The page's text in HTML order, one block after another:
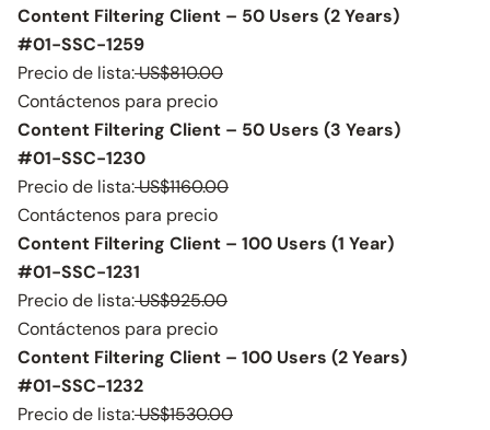
Content Filtering Client – 50 Users (2 Years)
#01-SSC-1259
Precio de lista:US$810.00
Contáctenos para precio
Content Filtering Client – 50 Users (3 Years)
#01-SSC-1230
Precio de lista:US$1160.00
Contáctenos para precio
Content Filtering Client – 100 Users (1 Year)
#01-SSC-1231
Precio de lista:US$925.00
Contáctenos para precio
Content Filtering Client – 100 Users (2 Years)
#01-SSC-1232
Precio de lista:US$1530.00